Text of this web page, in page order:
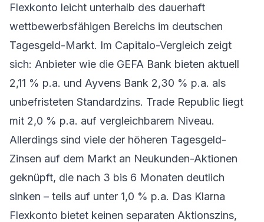
Flexkonto leicht unterhalb des dauerhaft
wettbewerbsfähigen Bereichs im deutschen
Tagesgeld-Markt. Im Capitalo-Vergleich zeigt
sich: Anbieter wie die GEFA Bank bieten aktuell
2,11 % p.a. und Ayvens Bank 2,30 % p.a. als
unbefristeten Standardzins. Trade Republic liegt
mit 2,0 % p.a. auf vergleichbarem Niveau.
Allerdings sind viele der höheren Tagesgeld-
Zinsen auf dem Markt an Neukunden-Aktionen
geknüpft, die nach 3 bis 6 Monaten deutlich
sinken – teils auf unter 1,0 % p.a. Das Klarna
Flexkonto bietet keinen separaten Aktionszins,